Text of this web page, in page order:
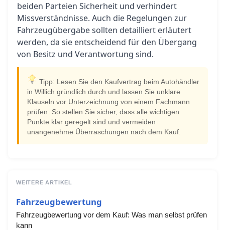
beiden Parteien Sicherheit und verhindert
Missverständnisse. Auch die Regelungen zur
Fahrzeugübergabe sollten detailliert erläutert
werden, da sie entscheidend für den Übergang
von Besitz und Verantwortung sind.
Tipp: Lesen Sie den Kaufvertrag beim Autohändler
in Willich gründlich durch und lassen Sie unklare
Klauseln vor Unterzeichnung von einem Fachmann
prüfen. So stellen Sie sicher, dass alle wichtigen
Punkte klar geregelt sind und vermeiden
unangenehme Überraschungen nach dem Kauf.
WEITERE ARTIKEL
Fahrzeugbewertung
Fahrzeugbewertung vor dem Kauf: Was man selbst prüfen
kann